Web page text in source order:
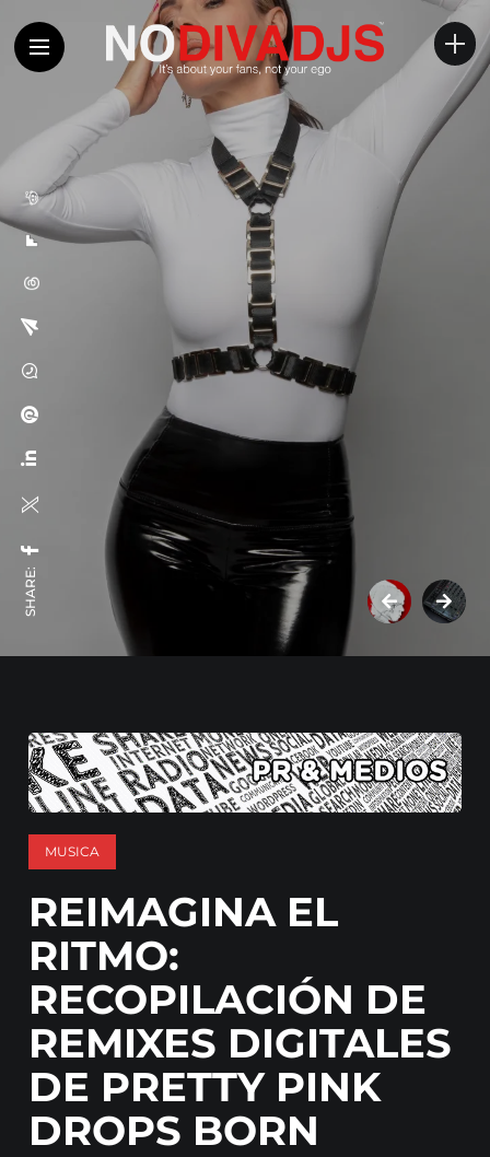
SHARE:
MUSICA
REIMAGINA EL
RITMO:
RECOPILACIÓN DE
REMIXES DIGITALES
DE PRETTY PINK
DROPS BORN